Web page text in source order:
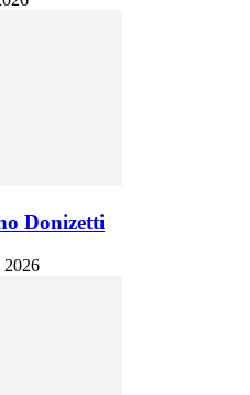
Donizetti
2026